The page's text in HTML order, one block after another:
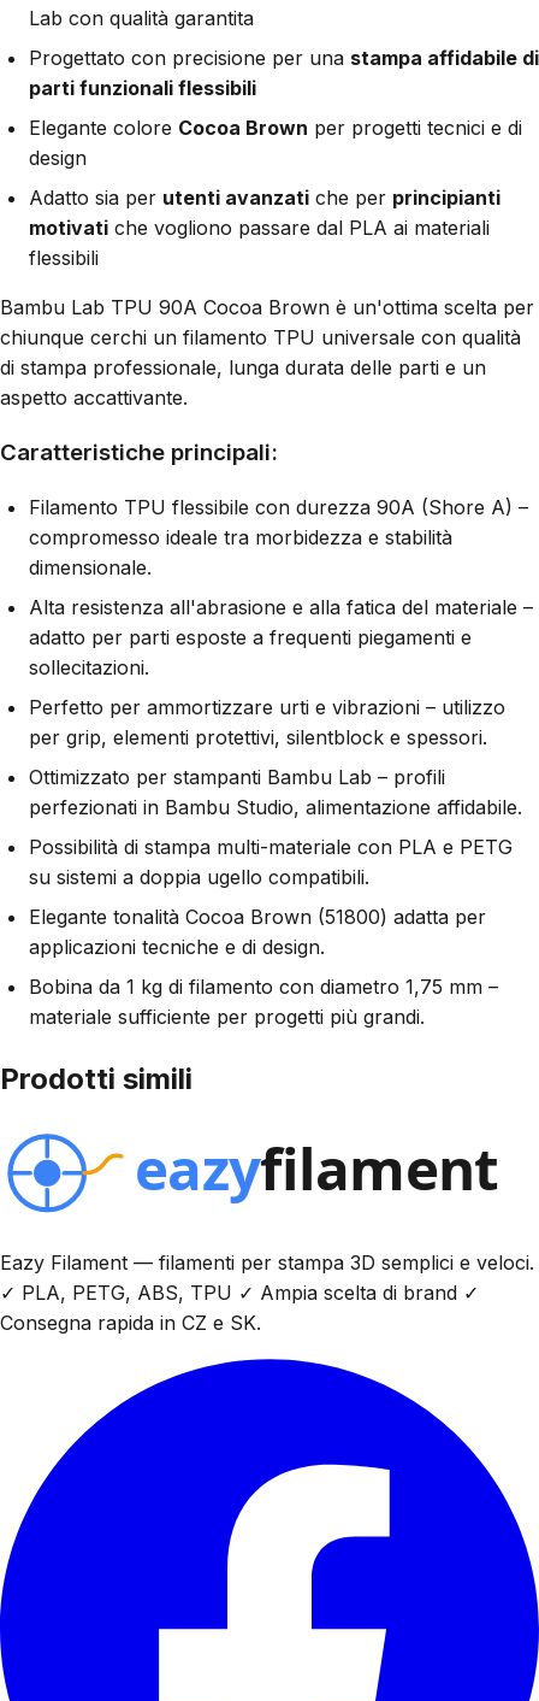
Lab con qualità garantita
Progettato con precisione per una stampa affidabile di
parti funzionali flessibili
Elegante colore Cocoa Brown per progetti tecnici e di
design
Adatto sia per utenti avanzati che per principianti
motivati che vogliono passare dal PLA ai materiali
flessibili
Bambu Lab TPU 90A Cocoa Brown è un'ottima scelta per
chiunque cerchi un filamento TPU universale con qualità
di stampa professionale, lunga durata delle parti e un
aspetto accattivante.
Caratteristiche principali:
Filamento TPU flessibile con durezza 90A (Shore A) –
compromesso ideale tra morbidezza e stabilità
dimensionale.
Alta resistenza all'abrasione e alla fatica del materiale –
adatto per parti esposte a frequenti piegamenti e
sollecitazioni.
Perfetto per ammortizzare urti e vibrazioni – utilizzo
per grip, elementi protettivi, silentblock e spessori.
Ottimizzato per stampanti Bambu Lab – profili
perfezionati in Bambu Studio, alimentazione affidabile.
Possibilità di stampa multi-materiale con PLA e PETG
su sistemi a doppia ugello compatibili.
Elegante tonalità Cocoa Brown (51800) adatta per
applicazioni tecniche e di design.
Bobina da 1 kg di filamento con diametro 1,75 mm –
materiale sufficiente per progetti più grandi.
Prodotti simili
Eazy Filament — filamenti per stampa 3D semplici e veloci.
✓ PLA, PETG, ABS, TPU ✓ Ampia scelta di brand ✓
Consegna rapida in CZ e SK.